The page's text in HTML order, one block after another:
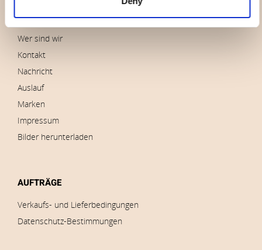
ÜBERBLICK
Wer sind wir
Kontakt
Nachricht
Auslauf
Marken
Impressum
Bilder herunterladen
AUFTRÄGE
Verkaufs- und Lieferbedingungen
Datenschutz-Bestimmungen